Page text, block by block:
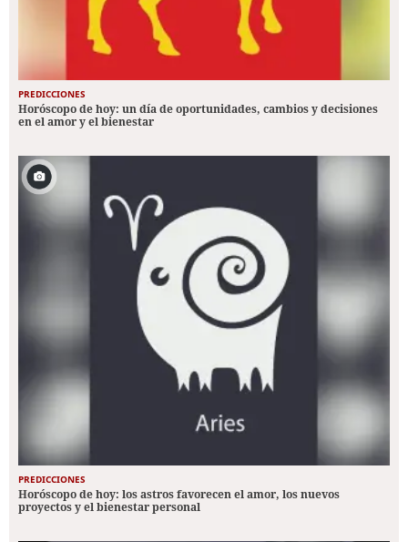
PREDICCIONES
Horóscopo de hoy: un día de oportunidades, cambios y decisiones
en el amor y el bienestar
PREDICCIONES
Horóscopo de hoy: los astros favorecen el amor, los nuevos
proyectos y el bienestar personal